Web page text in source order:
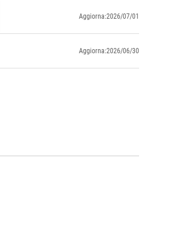
Aggiorna:2026/07/01
Aggiorna:2026/06/30